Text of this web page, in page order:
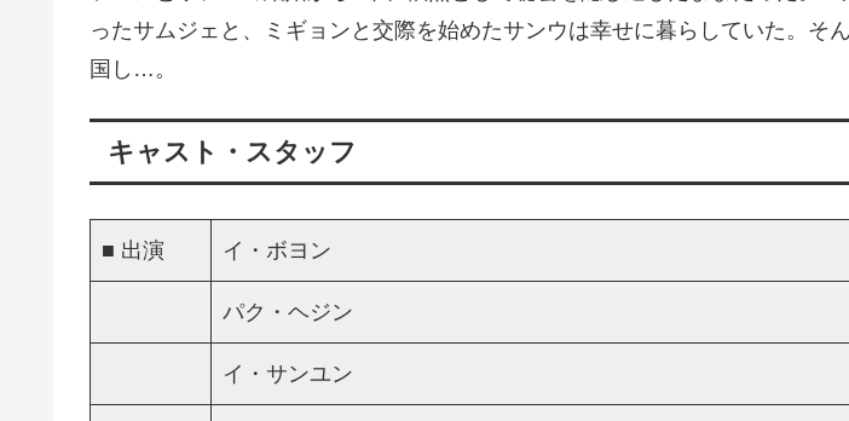
ったサムジェと、ミギョンと交際を始めたサンウは幸せに暮らしていた。そ
国し…。
キャスト・スタッフ
■ 出演 イ・ボヨン
パク・ヘジン
イ・サンユン